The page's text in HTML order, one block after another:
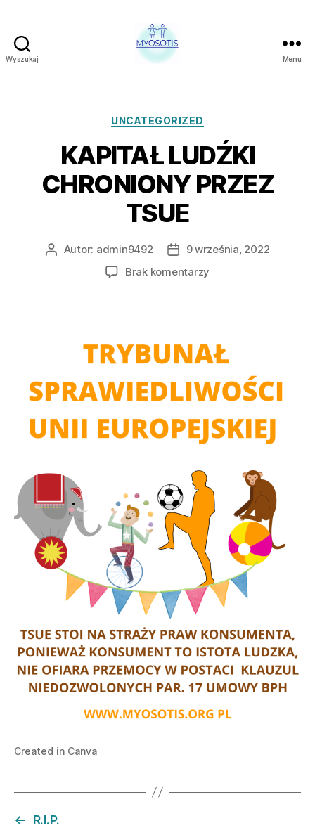
Wyszukaj
CZŁOWIEKA
POLSCE
MYOSOTIS
Menu
Kategorie
UNCATEGORIZED
KAPITAŁ LUDŹKI
CHRONIONY PRZEZ
TSUE
AutorAutor: admin9492
Data
wpisu
9 września, 2022
Brak komentarzy
TSUE
Created in Canva
←
R.I.P.